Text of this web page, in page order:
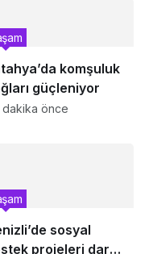
komşuluk
güçleniyor
önce
sosyal
projeleri dar